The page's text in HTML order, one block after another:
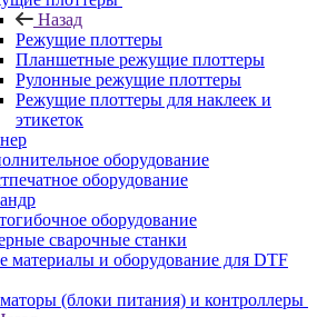
Назад
Режущие плоттеры
Планшетные режущие плоттеры
Рулонные режущие плоттеры
Режущие плоттеры для наклеек и
этикеток
оборудование
оборудование
оборудование
сварочные станки
материалы и оборудование для DTF
(блоки питания) и контроллеры